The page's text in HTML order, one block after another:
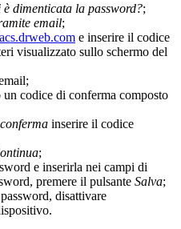
è dimenticata la password?;
email;
e inserire il codice
visualizzato sullo schermo del
codice di conferma composto
inserire il codice
;
e inserirla nei campi di
premere il pulsante Salva;
disattivare